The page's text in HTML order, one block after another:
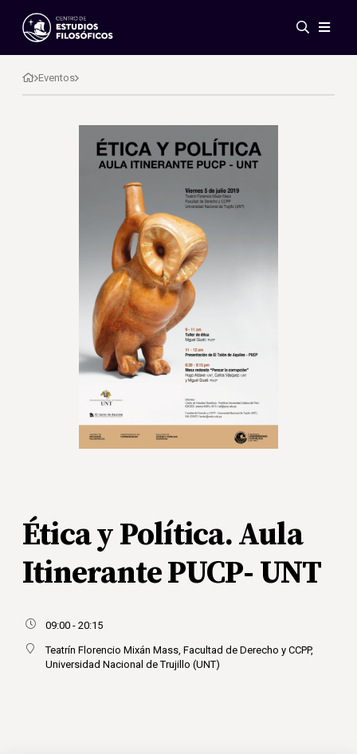
Eventos
Novedades
Investigación
Publicaciones
Acerca de nosotros
Eventos
Ética y Política. Aula
Itinerante PUCP- UNT
09:00 - 20:15
Teatrín Florencio Mixán Mass, Facultad de Derecho y CCPP,
Universidad Nacional de Trujillo (UNT)